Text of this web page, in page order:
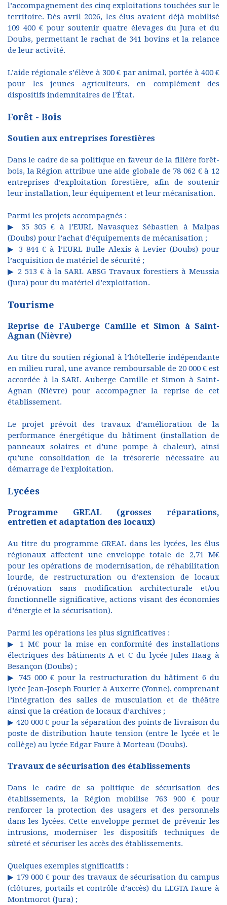
l’accompagnement des cinq exploitations touchées sur le
territoire. Dès avril 2026, les élus avaient déjà mobilisé
109 400 € pour soutenir quatre élevages du Jura et du
Doubs, permettant le rachat de 341 bovins et la relance
de leur activité.
L’aide régionale s’élève à 300 € par animal, portée à 400 €
pour les jeunes agriculteurs, en complément des
dispositifs indemnitaires de l’État.
Forêt - Bois
Soutien aux entreprises forestières
Dans le cadre de sa politique en faveur de la filière forêt-
bois, la Région attribue une aide globale de 78 062 € à 12
entreprises d’exploitation forestière, afin de soutenir
leur installation, leur équipement et leur mécanisation.
Parmi les projets accompagnés :
▶ 35 305 € à l’EURL Navasquez Sébastien à Malpas
(Doubs) pour l’achat d’équipements de mécanisation ;
▶ 3 844 € à l’EURL Bulle Alexis à Levier (Doubs) pour
l’acquisition de matériel de sécurité ;
▶ 2 513 € à la SARL ABSG Travaux forestiers à Meussia
(Jura) pour du matériel d’exploitation.
Tourisme
Reprise de l’Auberge Camille et Simon à Saint-
Agnan (Nièvre)
Au titre du soutien régional à l’hôtellerie indépendante
en milieu rural, une avance remboursable de 20 000 € est
accordée à la SARL Auberge Camille et Simon à Saint-
Agnan (Nièvre) pour accompagner la reprise de cet
établissement.
Le projet prévoit des travaux d’amélioration de la
performance énergétique du bâtiment (installation de
panneaux solaires et d’une pompe à chaleur), ainsi
qu’une consolidation de la trésorerie nécessaire au
démarrage de l’exploitation.
Lycées
Programme GREAL (grosses réparations,
entretien et adaptation des locaux)
Au titre du programme GREAL dans les lycées, les élus
régionaux affectent une enveloppe totale de 2,71 M€
pour les opérations de modernisation, de réhabilitation
lourde, de restructuration ou d’extension de locaux
(rénovation sans modification architecturale et/ou
fonctionnelle significative, actions visant des économies
d’énergie et la sécurisation).
Parmi les opérations les plus significatives :
▶ 1 M€ pour la mise en conformité des installations
électriques des bâtiments A et C du lycée Jules Haag à
Besançon (Doubs) ;
▶ 745 000 € pour la restructuration du bâtiment 6 du
lycée Jean-Joseph Fourier à Auxerre (Yonne), comprenant
l’intégration des salles de musculation et de théâtre
ainsi que la création de locaux d’archives ;
▶ 420 000 € pour la séparation des points de livraison du
poste de distribution haute tension (entre le lycée et le
collège) au lycée Edgar Faure à Morteau (Doubs).
Travaux de sécurisation des établissements
Dans le cadre de sa politique de sécurisation des
établissements, la Région mobilise 763 900 € pour
renforcer la protection des usagers et des personnels
dans les lycées. Cette enveloppe permet de prévenir les
intrusions, moderniser les dispositifs techniques de
sûreté et sécuriser les accès des établissements.
Quelques exemples significatifs :
▶ 179 000 € pour des travaux de sécurisation du campus
(clôtures, portails et contrôle d’accès) du LEGTA Faure à
Montmorot (Jura) ;